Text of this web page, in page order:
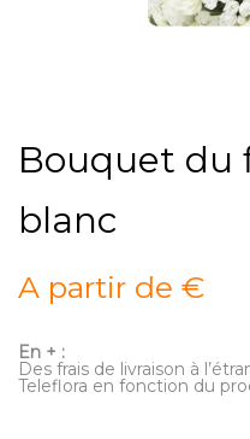
Bouquet du
blanc
A partir de €
En + :
Des frais de livraison à
Teleflora en fonction du